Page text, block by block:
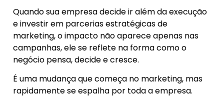
Quando sua empresa decide ir além da execução
e investir em parcerias estratégicas de
marketing, o impacto não aparece apenas nas
campanhas, ele se reflete na forma como o
negócio pensa, decide e cresce.
É uma mudança que começa no marketing, mas
rapidamente se espalha por toda a empresa.